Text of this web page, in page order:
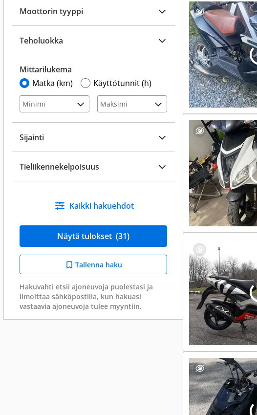
Moottorin tyyppi
Teholuokka
Mittarilukema
Matka (km)
Käyttötunnit (h)
Sijainti
Tieliikennekelpoisuus
Kaikki hakuehdot
Näytä tulokset (31)
Tallenna haku
Hakuvahti etsii ajoneuvoja puolestasi ja
ilmoittaa sähköpostilla, kun hakuasi
vastaavia ajoneuvoja tulee myyntiin.